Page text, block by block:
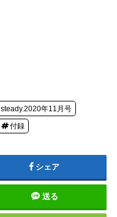
steady.2020年11月号
付録
シェア
送る